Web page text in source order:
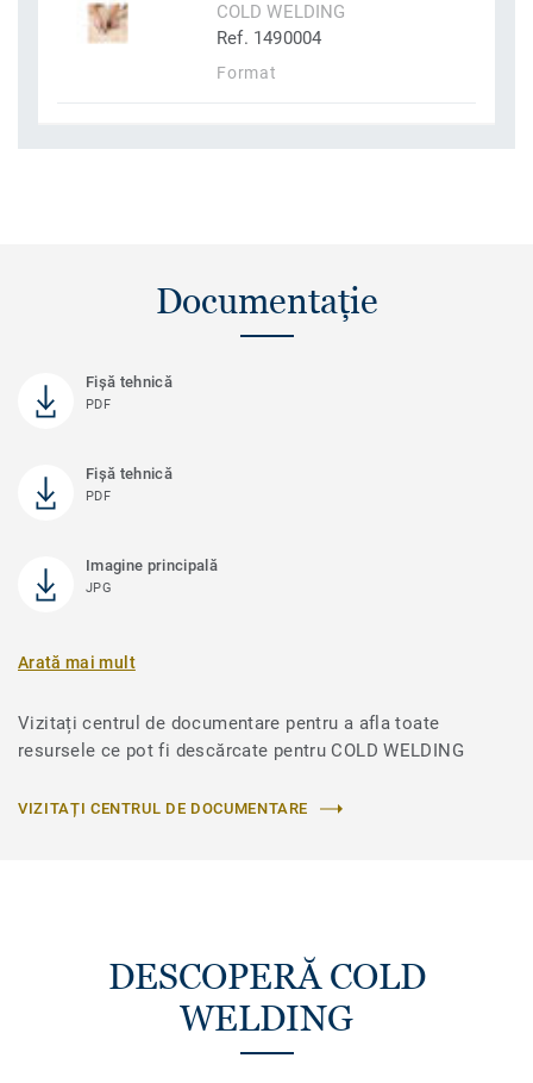
COLD WELDING
Ref. 1490004
Format
Documentație
Fișă tehnică
PDF
Fișă tehnică
PDF
Imagine principală
JPG
Arată mai mult
Vizitați centrul de documentare pentru a afla toate
resursele ce pot fi descărcate pentru COLD WELDING
VIZITAȚI CENTRUL DE DOCUMENTARE
DESCOPERĂ COLD
WELDING